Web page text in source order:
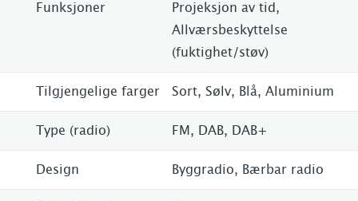
Funksjoner
Projeksjon av tid,
Allværsbeskyttelse
(fuktighet/støv)
Tilgjengelige farger Sort, Sølv, Blå, Aluminium
Type (radio) FM, DAB, DAB+
Design Byggradio, Bærbar radio